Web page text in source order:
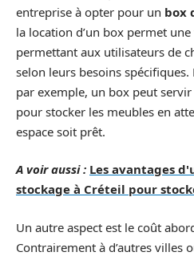
entreprise à opter pour un box
la location d’un box permet
permettant aux utilisateurs de
selon leurs besoins spécifiques.
par exemple, un box peut
pour stocker les meubles en
espace soit prêt.
A voir aussi : Les avantages
stockage à Créteil pour
Un autre aspect est le coût
Contrairement à d’autres villes